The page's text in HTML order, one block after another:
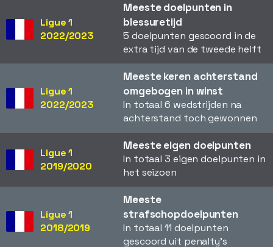
Ligue 1
2022/2023
Meeste doelpunten in
blessuretijd
5 doelpunten gescoord in de
extra tijd van de tweede helft
Ligue 1
2022/2023
Meeste keren achterstand
omgebogen in winst
In totaal 6 wedstrijden na
achterstand toch gewonnen
Ligue 1
2019/2020
Meeste eigen doelpunten
In totaal 3 eigen doelpunten in
het seizoen
Ligue 1
2018/2019
Meeste
strafschopdoelpunten
In totaal 11 doelpunten
gescoord uit penalty's